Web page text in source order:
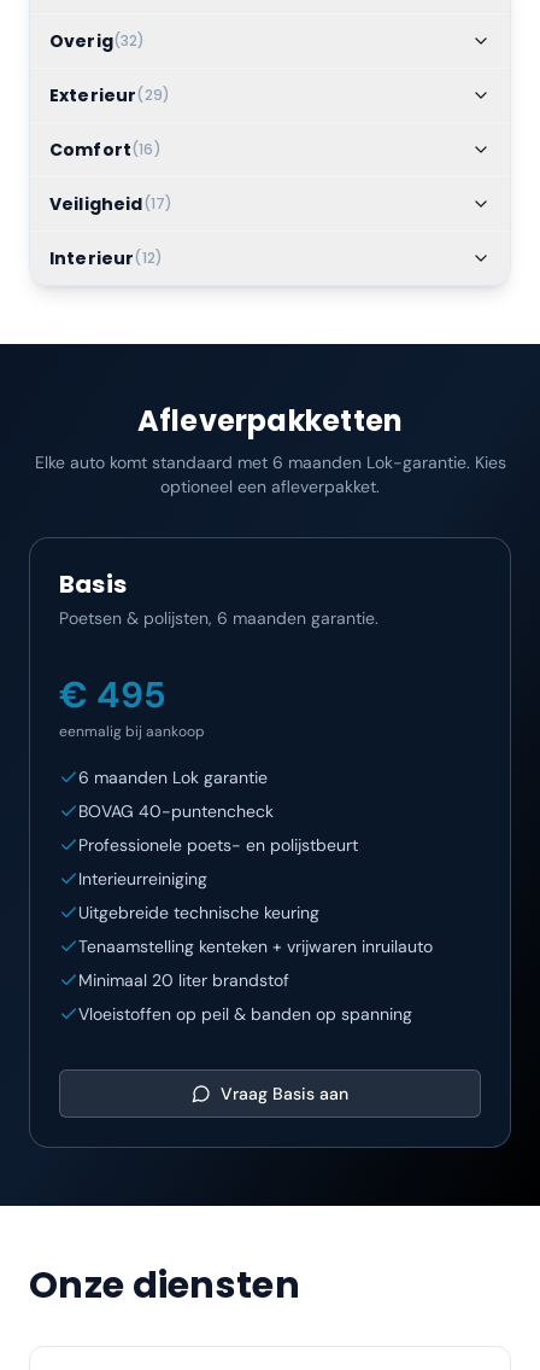
Overig(32)
Exterieur(29)
Comfort(16)
Veiligheid(17)
Interieur(12)
Afleverpakketten
Elke auto komt standaard met 6 maanden Lok-garantie. Kies
optioneel een afleverpakket.
Basis
Poetsen & polijsten, 6 maanden garantie.
€ 495
eenmalig bij aankoop
6 maanden Lok garantie
BOVAG 40-puntencheck
Professionele poets- en polijstbeurt
Interieurreiniging
Uitgebreide technische keuring
Tenaamstelling kenteken + vrijwaren inruilauto
Minimaal 20 liter brandstof
Vloeistoffen op peil & banden op spanning
Vraag Basis aan
Onze diensten